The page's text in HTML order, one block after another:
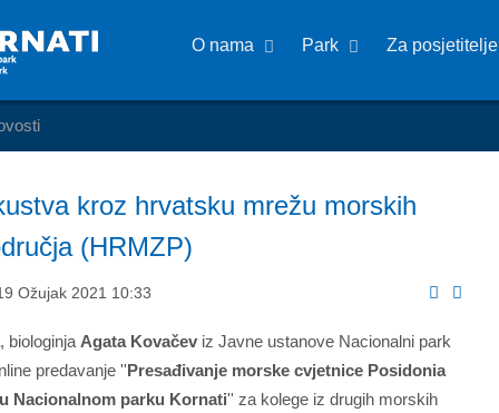
O nama Park Za posjetitelje
kroz hrvatsku mrežu morskih
(HRMZP)
Ožujak 2021 10:33
biologinja Agata Kovačev iz Javne ustanove Nacionalni park
predavanje ''Presađivanje morske cvjetnice Posidonia
Nacionalnom parku Kornati'' za kolege iz drugih morskih